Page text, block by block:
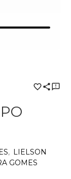
LIELSON
GOMES